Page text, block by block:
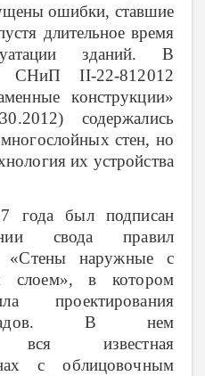
ошибки, ставшие
длительное время
зданий. В
СНиПII-22-812012
конструкции»
содержались
стен, но
их устройства
года был подписан
свода правил
«Стены наружные с
слоем», в котором
проектирования
В нем
вся известная
с облицовочным